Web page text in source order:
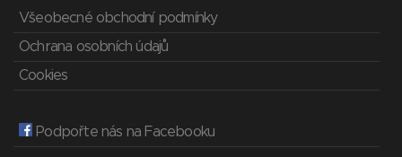
Všeobecné obchodní podmínky
Ochrana osobních údajů
Cookies
Podpořte nás na Facebooku